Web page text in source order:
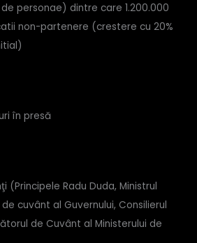
personae) dintre care 1.200.000
non-partenere (crestere cu 20%
în presă
(Principele Radu Duda, Ministrul
cuvânt al Guvernului, Consilierul
de Cuvânt al Ministerului de